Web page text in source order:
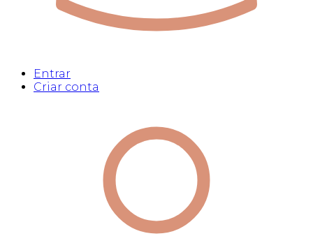
Entrar
Criar conta